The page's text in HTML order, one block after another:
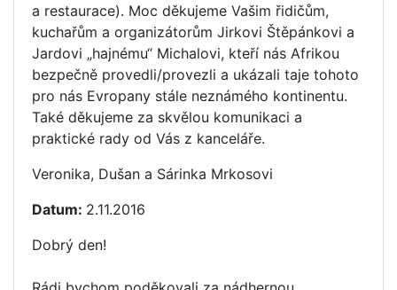
a restaurace). Moc děkujeme Vašim řidičům,
kuchařům a organizátorům Jirkovi Štěpánkovi a
Jardovi „hajnému“ Michalovi, kteří nás Afrikou
bezpečně provedli/provezli a ukázali taje tohoto
pro nás Evropany stále neznámého kontinentu.
Také děkujeme za skvělou komunikaci a
praktické rady od Vás z kanceláře.
Veronika, Dušan a Sárinka Mrkosovi
Datum: 2.11.2016
Dobrý den!